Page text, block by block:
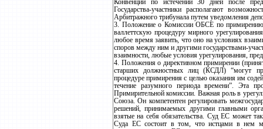
Конвенции по истечении 30 дней после
Государства-участники располагают
Арбитражного трибунала путем уведомления
3. Положение о Комиссии ОБСЕ по примирению
валлеттскую процедуру мирного
любое время заявить, что оно на условиях
споров между ним и другими государствами-
взаимности, любые условия урегулирования,
4. Положения о директивном примирении
старших должностных лиц (КСДЛ) “могут
процедуре примирения с целью оказания им
течение разумного периода времени”. Эта
Примирительной комиссии. Важная роль в
Союза. Он компетентен регулировать
решений, принимаемых другими главными
взятые на себя обязательства. Суд ЕС может
Суда ЕС состоит в том, что истцами в нем